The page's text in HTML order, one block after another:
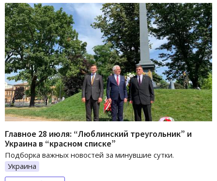
Главное 28 июля: “Люблинский треугольник” и
Украина в “красном списке”
Подборка важных новостей за минувшие сутки.
Украина